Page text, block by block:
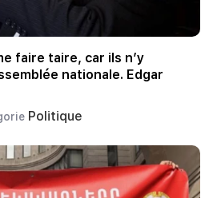
faire taire, car ils n’y
nationale. Edgar
Politique